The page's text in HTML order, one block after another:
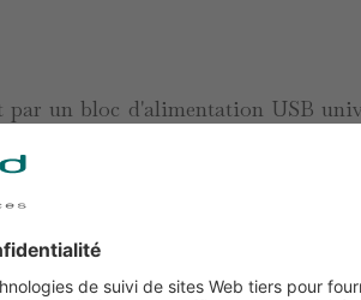
par un bloc d'alimentation USB
USB-C qui permet de
simultanément sur une seule